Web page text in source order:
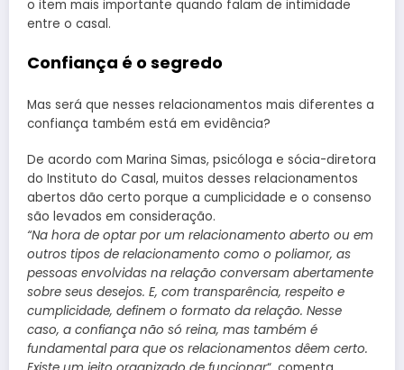
o item mais importante quando falam de intimidade
entre o casal.
Confiança é o segredo
Mas será que nesses relacionamentos mais diferentes a
confiança também está em evidência?
De acordo com Marina Simas, psicóloga e sócia-diretora
do Instituto do Casal, muitos desses relacionamentos
abertos dão certo porque a cumplicidade e o consenso
são levados em consideração.
“Na hora de optar por um relacionamento aberto ou em
outros tipos de relacionamento como o poliamor, as
pessoas envolvidas na relação conversam abertamente
sobre seus desejos. E, com transparência, respeito e
cumplicidade, definem o formato da relação. Nesse
caso, a confiança não só reina, mas também é
fundamental para que os relacionamentos dêem certo.